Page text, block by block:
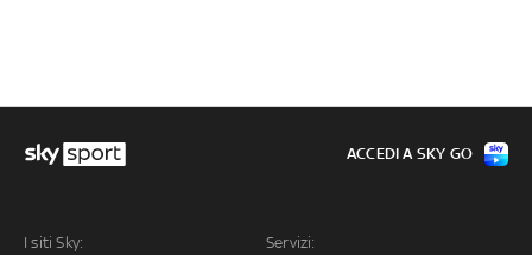
I siti Sky: Servizi:
ACCEDI A SKY GO